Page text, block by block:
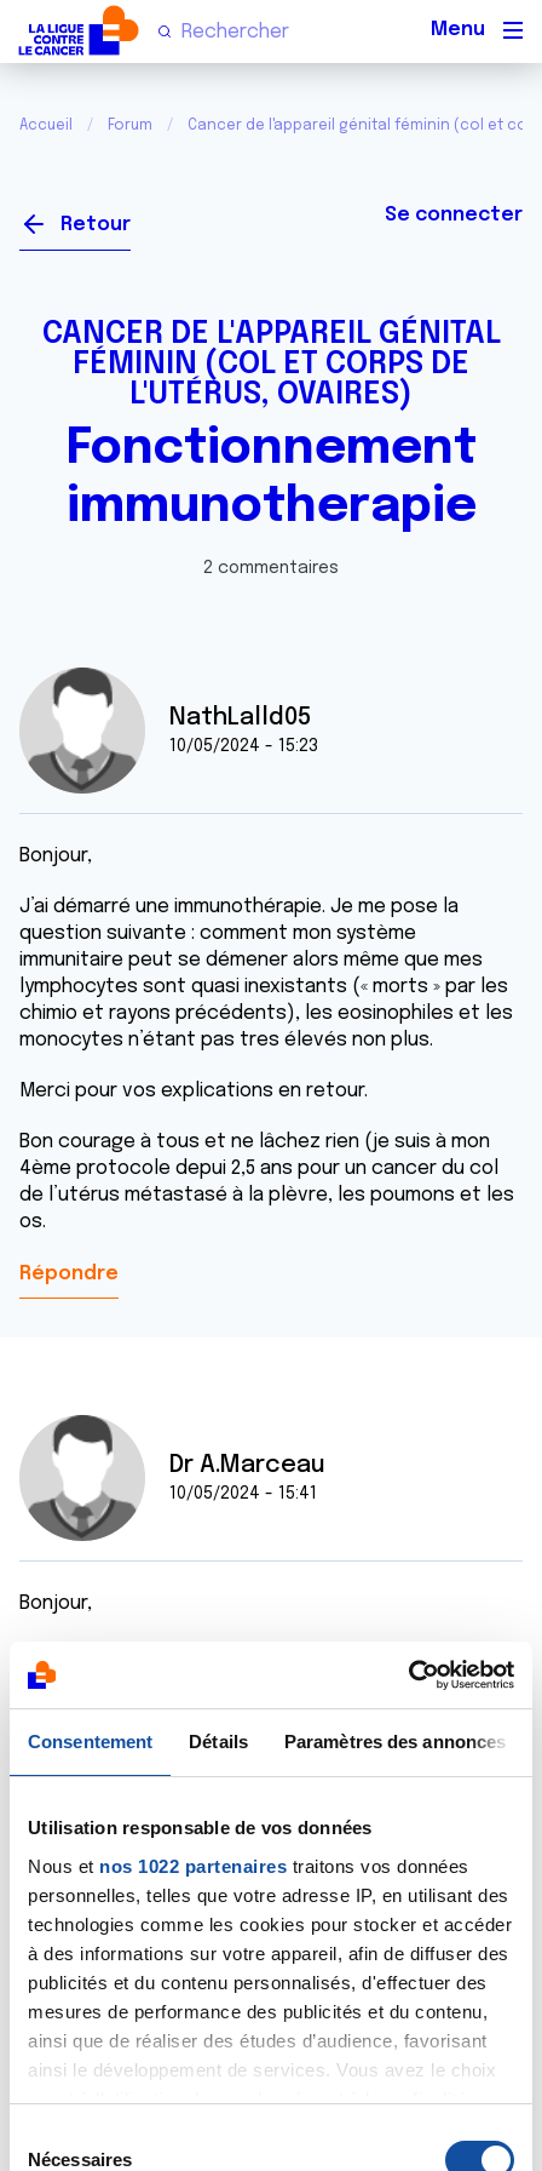
Consentement Détails Paramètres des annonces
Utilisation responsable de vos données
Nous et nos 1022 partenaires traitons vos données
personnelles, telles que votre adresse IP, en utilisant des
technologies comme les cookies pour stocker et accéder
à des informations sur votre appareil, afin de diffuser des
publicités et du contenu personnalisés, d'effectuer des
mesures de performance des publicités et du contenu,
ainsi que de réaliser des études d’audience, favorisant
ainsi le développement de services. Vous avez le choix
quant à l'utilisation de vos données et à leurs finalités.
tout moment en consultant la Déclaration relative aux
Nécessaires
Accueil Forum Cancer de l'appareil génital féminin (col et
Retour Se connecter
CANCER DE L'APPAREIL GÉNITAL
FÉMININ (COL ET CORPS DE
L'UTÉRUS, OVAIRES)
Fonctionnement
immunotherapie
2 commentaires
NathLalld05
10/05/2024 - 15:23
Bonjour,
J’ai démarré une immunothérapie. Je me pose la
question suivante : comment mon système
immunitaire peut se démener alors même que mes
lymphocytes sont quasi inexistants (« morts » par les
chimio et rayons précédents), les eosinophiles et les
monocytes n’étant pas tres élevés non plus.
Merci pour vos explications en retour.
Bon courage à tous et ne lâchez rien (je suis à mon
4ème protocole depui 2,5 ans pour un cancer du col
de l’utérus métastasé à la plèvre, les poumons et les
os.
Répondre
Dr A.Marceau
10/05/2024 - 15:41
Bonjour,
complexe et même après une chimiothérapie
agressive pour les leucocytes (globules blancs), ce
système se restaure rapidement, permettant à
Dr Marceau
Citer